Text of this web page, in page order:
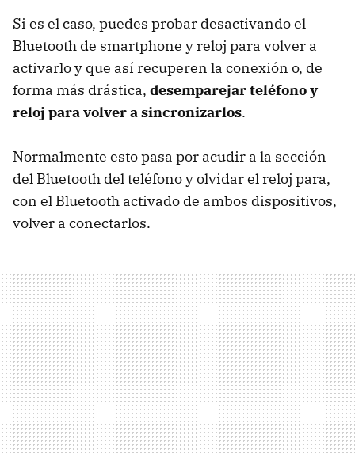
Si es el caso, puedes probar desactivando el
Bluetooth de smartphone y reloj para volver a
activarlo y que así recuperen la conexión o, de
forma más drástica, desemparejar teléfono y
reloj para volver a sincronizarlos.
Normalmente esto pasa por acudir a la sección
del Bluetooth del teléfono y olvidar el reloj para,
con el Bluetooth activado de ambos dispositivos,
volver a conectarlos.